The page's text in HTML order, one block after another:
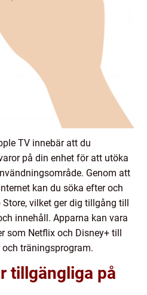
TV innebär att du
på din enhet för att utöka
Genom att
kan du söka efter och
vilket ger dig tillgång till
innehåll. Apparna kan vara
Netflix och Disney+ till
träningsprogram.
tillgängliga på